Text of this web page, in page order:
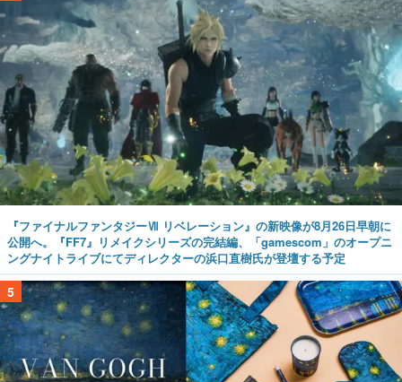
『ファイナルファンタジーⅦ リベレーション』の新映像が8月26日早朝に
公開へ。『FF7』リメイクシリーズの完結編、「gamescom」のオープニ
ングナイトライブにてディレクターの浜口直樹氏が登壇する予定
5